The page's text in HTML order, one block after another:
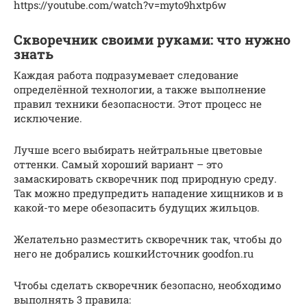
https://youtube.com/watch?v=myto9hxtp6w
Скворечник своими руками: что нужно
знать
Каждая работа подразумевает следование
определённой технологии, а также выполнение
правил техники безопасности. Этот процесс не
исключение.
Лучше всего выбирать нейтральные цветовые
оттенки. Самый хороший вариант – это
замаскировать скворечник под природную среду.
Так можно предупредить нападение хищников и в
какой-то мере обезопасить будущих жильцов.
Желательно разместить скворечник так, чтобы до
него не добрались кошкиИсточник goodfon.ru
Чтобы сделать скворечник безопасно, необходимо
выполнять 3 правила: